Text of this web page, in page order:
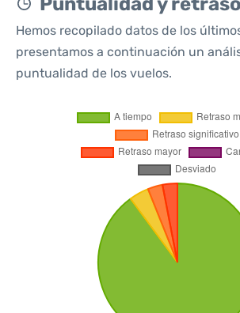
Hemos recopilado datos de los
presentamos a continuación un
puntualidad de los vuelos.